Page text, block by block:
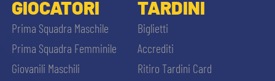
GIOCATORI
Prima Squadra Maschile
Prima Squadra Femminile
Giovanili Maschili
TARDINI
Biglietti
Accrediti
Ritiro Tardini Card